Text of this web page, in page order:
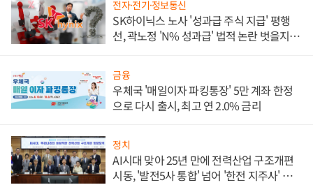
전자·전기·정보통신
SK하이닉스 노사 '성과급 주식 지급' 평행
선, 곽노정 'N% 성과급' 법적 논란 벗을지 주
금융
우체국 '매일이자 파킹통장' 5만 계좌 한정
으로 다시 출시, 최고 연 2.0% 금리
정치
AI시대 맞아 25년 만에 전력산업 구조개편
시동, '발전5사 통합' 넘어 '한전 지주사' 재편